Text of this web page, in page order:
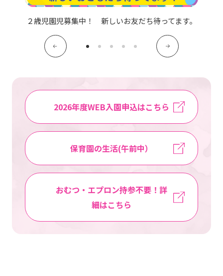
よくあるご質問
保育園に関するお問い合わせ
サイトマップ ニチイ学館オフィシャルサイト
２歳児園児募集中！ 新しいお友だち待ってます。
2026年度WEB入園申込はこちら
保育園の生活(午前中）
おむつ・エプロン持参不要！詳
細はこちら